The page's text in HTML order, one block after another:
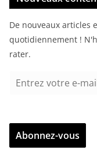
De nouveaux articles
quotidiennement !
rater.
r
z
Abonnez-vous